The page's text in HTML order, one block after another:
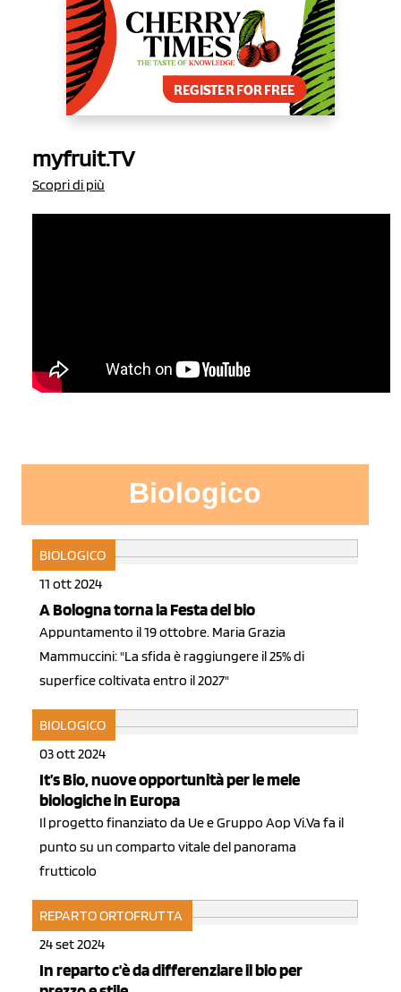
myfruit.TV
Scopri di più
Biologico
BIOLOGICO
11 ott 2024
A Bologna torna la Festa del bio
Appuntamento il 19 ottobre. Maria Grazia
Mammuccini: "La sfida è raggiungere il 25% di
superfice coltivata entro il 2027"
BIOLOGICO
03 ott 2024
It’s Bio, nuove opportunità per le mele
biologiche in Europa
Il progetto finanziato da Ue e Gruppo Aop Vi.Va fa il
punto su un comparto vitale del panorama
frutticolo
REPARTO ORTOFRUTTA
24 set 2024
In reparto c'è da differenziare il bio per